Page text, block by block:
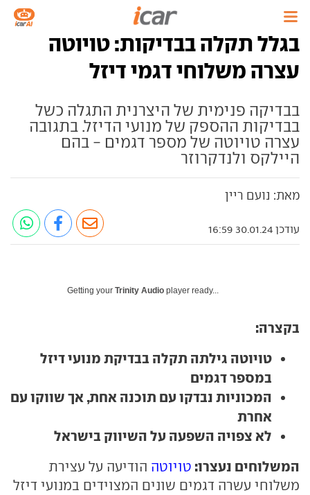
בגלל תקלה בבדיקות: טויוטה
עצרה משלוחי דגמי דיזל
בבדיקה פנימית של היצרנית התגלה כשל
בבדיקות ההספק של מנועי הדיזל. בתגובה
עצרה טויוטה של מספר דגמים - בהם
היילקס ולנדקרוזר
מאת: נועם ריין
עודכן 30.01.24 16:59
Getting your Trinity Audio player ready...
בקצרה:
טויוטה גילתה תקלה בבדיקת מנועי דיזל
במספר דגמים
המכוניות נבדקו עם תוכנה אחת, אך שווקו עם
אחרת
לא צפויה השפעה על השיווק בישראל
המשלוחים נעצרו: טויוטה הודיעה על עצירת
משלוחי עשרה דגמים שונים המצוידים במנועי דיזל